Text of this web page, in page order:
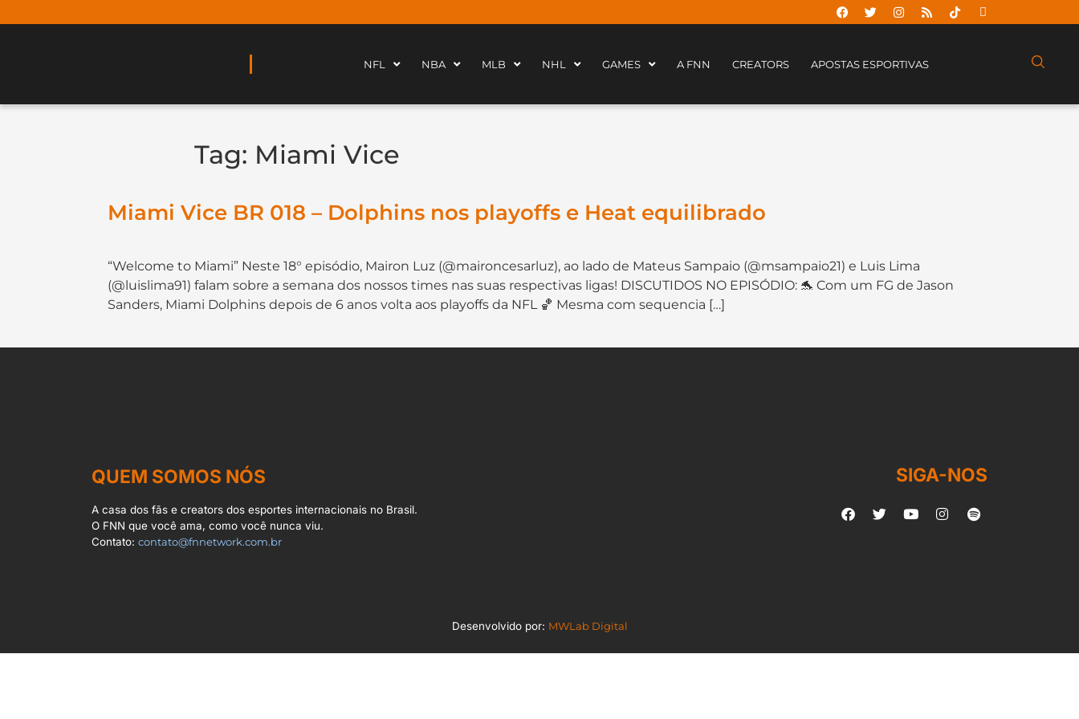
NFL NBA MLB NHL GAMES A FNN CREATORS APOSTAS ESPORTIVAS
Tag: Miami Vice
Miami Vice BR 018 – Dolphins nos playoffs e Heat equilibrado
“Welcome to Miami” Neste 18° episódio, Mairon Luz (@maironcesarluz), ao lado de Mateus Sampaio (@msampaio21) e Luis Lima
(@luislima91) falam sobre a semana dos nossos times nas suas respectivas ligas! DISCUTIDOS NO EPISÓDIO: 🐬 Com um FG de Jason
Sanders, Miami Dolphins depois de 6 anos volta aos playoffs da NFL 🏀 Mesma com sequencia […]
QUEM SOMOS NÓS
A casa dos fãs e creators dos esportes internacionais no Brasil.
O FNN que você ama, como você nunca viu.
Contato:contato@fnnetwork.com.br
SIGA-NOS
Desenvolvido por: MWLab Digital